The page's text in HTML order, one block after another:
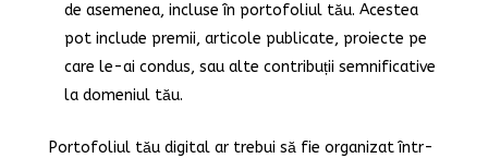
de asemenea, incluse în portofoliul tău. Acestea
pot include premii, articole publicate, proiecte pe
care le-ai condus, sau alte contribuții semnificative
la domeniul tău.
Portofoliul tău digital ar trebui să fie organizat într-